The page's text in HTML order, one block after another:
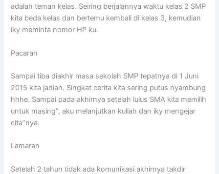
adalah teman kelas. Seiring berjalannya waktu kelas 2 SMP
kita beda kelas dan bertemu kembali di kelas 3, kemudian
iky meminta nomor HP ku.
Pacaran
Sampai tiba diakhir masa sekolah SMP tepatnya di 1 Juni
2015 kita jadian. Singkat cerita kita sering putus nyambung
hhhe. Sampai pada akhirnya setelah lulus SMA kita memilih
untuk masing”, aku melanjutkan kuliah dan iky mengejar
cita”nya.
Lamaran
Setelah 2 tahun tidak ada komunikasi akhirnya takdir